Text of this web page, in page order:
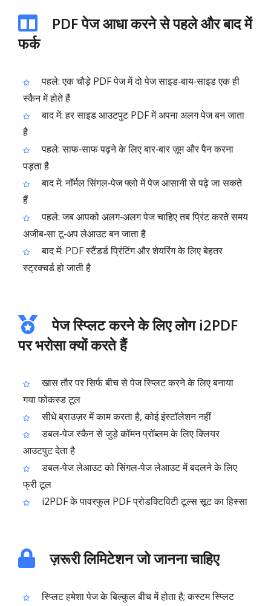
PDF पेज आधा करने से पहले और बाद में
फर्क
पहले: एक चौड़े PDF पेज में दो पेज साइड‑बाय‑साइड एक ही
स्कैन में होते हैं
बाद में: हर साइड आउटपुट PDF में अपना अलग पेज बन जाता
है
पहले: साफ‑साफ पढ़ने के लिए बार‑बार ज़ूम और पैन करना
पड़ता है
बाद में: नॉर्मल सिंगल‑पेज फ्लो में पेज आसानी से पढ़े जा सकते
हैं
पहले: जब आपको अलग‑अलग पेज चाहिए तब प्रिंट करते समय
अजीब‑सा टू‑अप लेआउट बन जाता है
बाद में: PDF स्टैंडर्ड प्रिंटिंग और शेयरिंग के लिए बेहतर
स्ट्रक्चर्ड हो जाती है
पेज स्प्लिट करने के लिए लोग i2PDF
पर भरोसा क्यों करते हैं
खास तौर पर सिर्फ बीच से पेज स्प्लिट करने के लिए बनाया
गया फोकस्ड टूल
सीधे ब्राउज़र में काम करता है, कोई इंस्टॉलेशन नहीं
डबल‑पेज स्कैन से जुड़े कॉमन प्रॉब्लम के लिए क्लियर
आउटपुट देता है
डबल‑पेज लेआउट को सिंगल‑पेज लेआउट में बदलने के लिए
फ्री टूल
i2PDF के पावरफुल PDF प्रोडक्टिविटी टूल्स सूट का हिस्सा
ज़रूरी लिमिटेशन जो जानना चाहिए
स्प्लिट हमेशा पेज के बिल्कुल बीच में होता है; कस्टम स्प्लिट